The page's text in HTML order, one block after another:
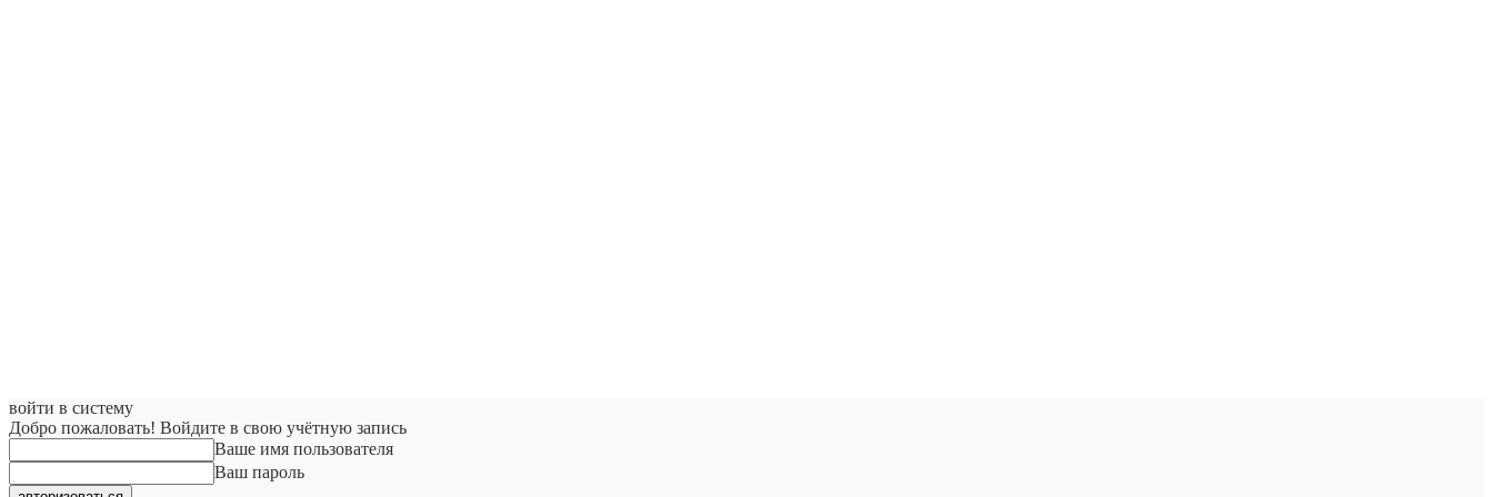
войти в систему
Добро пожаловать! Войдите в свою учётную запись
Ваше имя пользователя
Ваш пароль